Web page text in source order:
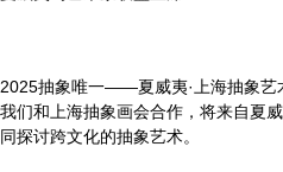
2025抽象唯一——夏威夷·上海抽象艺
我们和上海抽象画会合作，将来自夏
同探讨跨文化的抽象艺术。